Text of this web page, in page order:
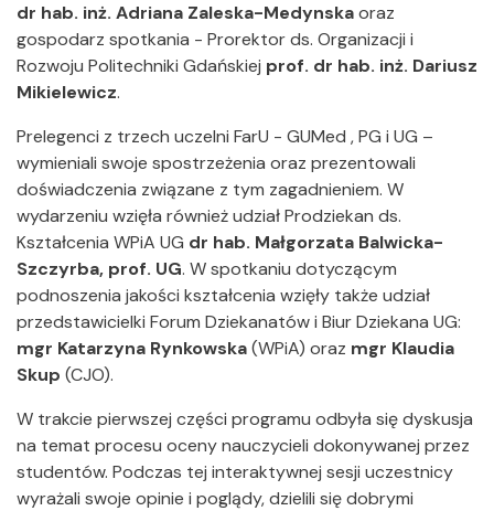
dr hab. inż. Adriana Zaleska-Medynskaoraz
gospodarz spotkania - Prorektor ds. Organizacji i
Rozwoju Politechniki Gdańskiej prof. dr hab. inż. Dariusz
Mikielewicz.
Prelegenci z trzech uczelni FarU - GUMed , PG i UG –
wymieniali swoje spostrzeżenia oraz prezentowali
doświadczenia związane z tym zagadnieniem. W
wydarzeniu wzięła również udział Prodziekan ds.
Kształcenia WPiA UG dr hab. Małgorzata Balwicka-
Szczyrba, prof. UG. W spotkaniu dotyczącym
podnoszenia jakości kształcenia wzięły także udział
przedstawicielki Forum Dziekanatów i Biur Dziekana UG:
mgr Katarzyna Rynkowska(WPiA) oraz mgr Klaudia
Skup (CJO).
W trakcie pierwszej części programu odbyła się dyskusja
na temat procesu oceny nauczycieli dokonywanej przez
studentów. Podczas tej interaktywnej sesji uczestnicy
wyrażali swoje opinie i poglądy, dzielili się dobrymi